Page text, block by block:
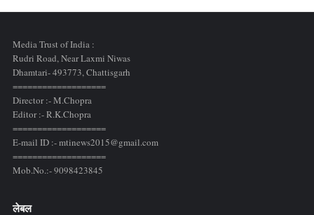
Media Trust of India :
Rudri Road, Near Laxmi Niwas
Dhamtari- 493773,Chattisgarh
===================
Director :- M.Chopra
Editor :- R.K.Chopra
===================
E-mail ID :- mtinews2015@gmail.com
===================
Mob.No.:- 9098423845
लेबल